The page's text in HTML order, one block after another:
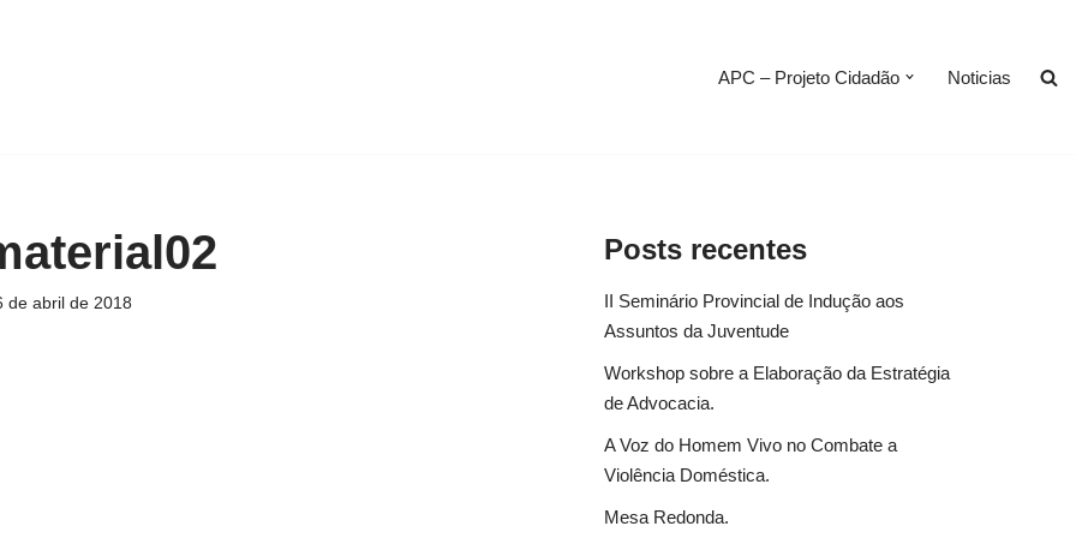
APC – Projeto Cidadão Noticias
de abril de 2018
Posts recentes
II Seminário Provincial de Indução aos
Assuntos da Juventude
Workshop sobre a Elaboração da Estratégia
de Advocacia.
A Voz do Homem Vivo no Combate a
Violência Doméstica.
Mesa Redonda.